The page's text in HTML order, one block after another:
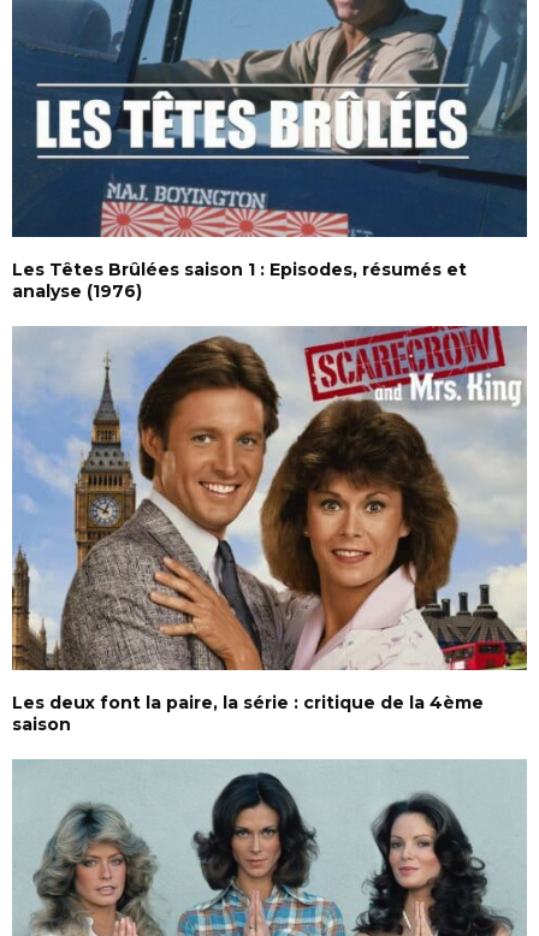
Les Têtes Brûlées saison 1 : Episodes, résumés et
analyse (1976)
Les deux font la paire, la série : critique de la 4ème
saison